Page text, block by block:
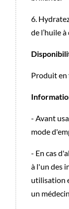
6.
de l’huile
Produit en
- Avant
mode
- En cas
à l'un des
utilisation
un médecin.